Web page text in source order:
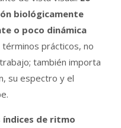
biológicamente
o poco dinámica
términos prácticos, no
también importa
su espectro y el
índices de ritmo